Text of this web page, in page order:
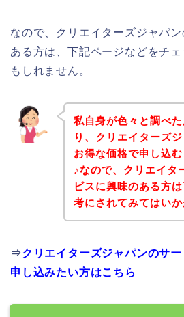
なので、クリエイターズジャパ
ある方は、下記ページなどをチ
もしれません。
私自身が色々と調べ
り、クリエイターズ
お得な価格で申し込
♪なので、クリエイタ
ビスに興味のある方
考にされてみてはい
⇒クリエイターズジャパンのサ
申し込みたい方はこちら